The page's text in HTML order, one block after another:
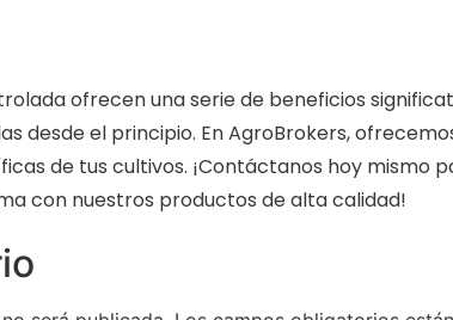
ofrecen una serie de beneficios
desde el principio. En AgroBrokers,
de tus cultivos. ¡Contáctanos hoy
con nuestros productos de alta calidad!